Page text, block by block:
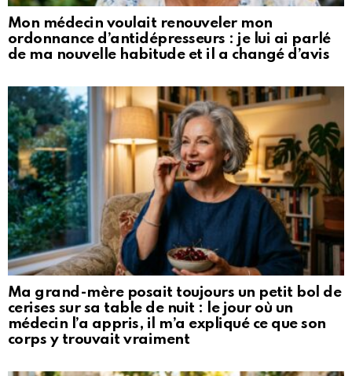
Mon médecin voulait renouveler mon
ordonnance d’antidépresseurs : je lui ai parlé
de ma nouvelle habitude et il a changé d’avis
Ma grand-mère posait toujours un petit bol de
cerises sur sa table de nuit : le jour où un
médecin l’a appris, il m’a expliqué ce que son
corps y trouvait vraiment